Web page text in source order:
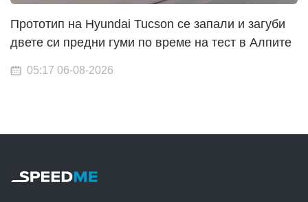
Прототип на Hyundai Tucson се запали и загуби
двете си предни гуми по време на тест в Алпите
05:17 06-08-2026